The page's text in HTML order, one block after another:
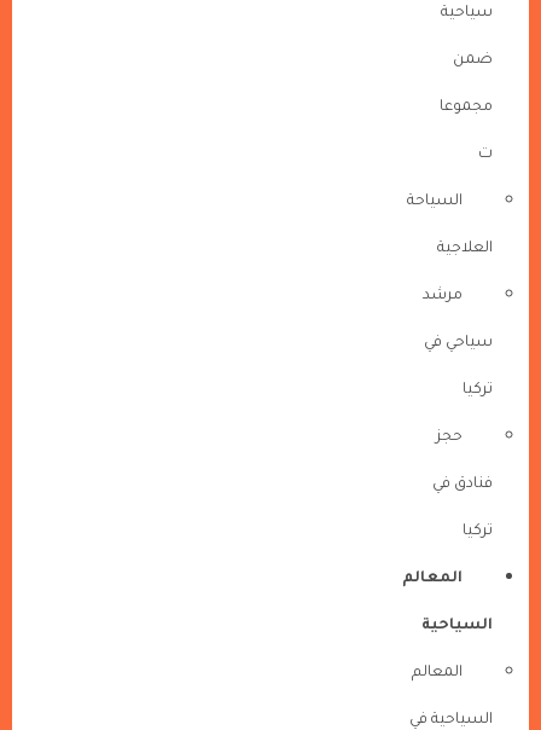
سياحية
ضمن
مجموعا
ت
السياحة
العلاجية
مرشد
سياحي في
تركيا
حجز
فنادق في
تركيا
المعالم
السياحية
المعالم
السياحية في